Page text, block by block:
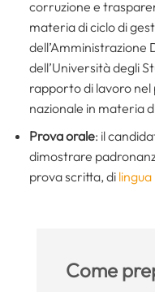
corruzione e
materia di ciclo di
dell’Amministrazione
dell’Università degli
rapporto di lavoro
nazionale in materia
Prova orale: il
dimostrare
prova scritta, di lingua
Come